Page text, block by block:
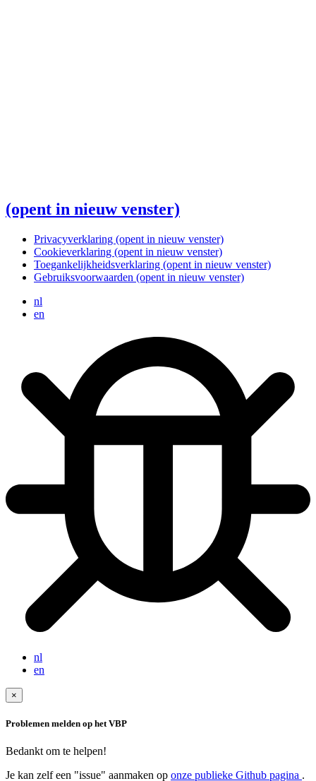
(opent in nieuw venster)
Privacyverklaring (opent in nieuw venster)
Cookieverklaring (opent in nieuw venster)
Toegankelijkheidsverklaring (opent in nieuw venster)
Gebruiksvoorwaarden (opent in nieuw venster)
nl
en
nl
en
×
Problemen melden op het VBP
Bedankt om te helpen!
Je kan zelf een "issue" aanmaken op onze publieke Github pagina .